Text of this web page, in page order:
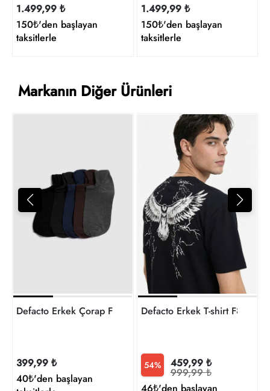
1.499,99 ₺
150₺'den başlayan
taksitlerle
1.499,99 ₺
150₺'den başlayan
taksitlerle
Markanın Diğer Ürünleri
Defacto Erkek Çorap F5324AX/KR1
399,99 ₺
40₺'den başlayan
Defacto Erkek T-shirt
54% 459,99 ₺
999,99 ₺